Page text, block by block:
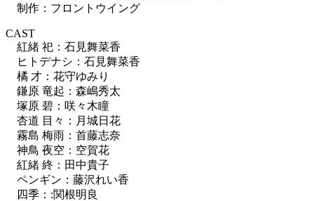
制作：フロントウイング
CAST
紅緒 祀：石見舞菜香
ヒトデナシ：石見舞菜香
橘 才：花守ゆみり
鎌原 竜起：森嶋秀太
塚原 碧：咲々木瞳
杏道 目々：月城日花
霧島 梅雨：首藤志奈
神鳥 夜空：空賀花
紅緒 終：田中貴子
ペンギン：藤沢れい香
四季：:関根明良